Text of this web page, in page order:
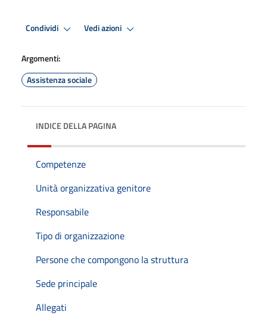
Condividi Vedi azioni
Argomenti:
Assistenza sociale
INDICE DELLA PAGINA
Competenze
Unità organizzativa genitore
Responsabile
Tipo di organizzazione
Persone che compongono la struttura
Sede principale
Allegati